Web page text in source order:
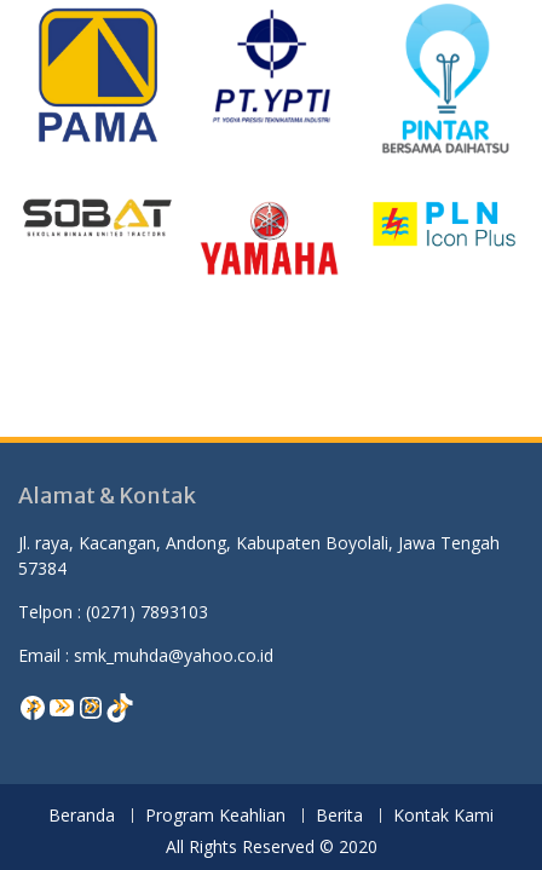
Alamat & Kontak
Jl. raya, Kacangan, Andong, Kabupaten Boyolali, Jawa Tengah
57384
Telpon : (0271) 7893103
Email : smk_muhda@yahoo.co.id
Facebook
YouTube
Instagram
TikTok
Beranda Program Keahlian Berita
Kontak Kami
All Rights Reserved © 2020